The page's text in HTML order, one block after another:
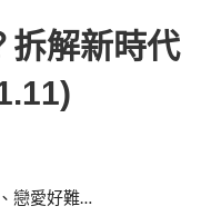
拆解新時代
戀愛好難…